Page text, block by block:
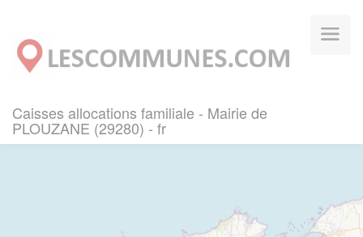
Caisses allocations familiale - Mairie de
PLOUZANE (29280) - fr